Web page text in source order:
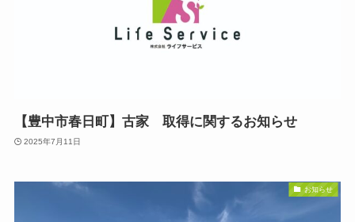
【豊中市春日町】古家 取得に関するお知らせ
2025年7月11日
お知らせ